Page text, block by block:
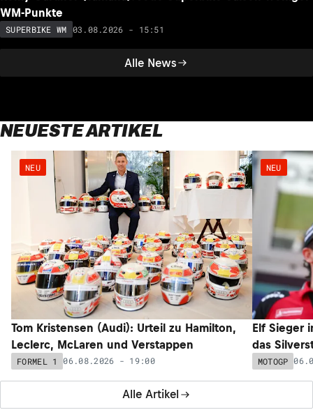
Alle News
WM-Punkte
SUPERBIKE WM 03.08.2026 - 15:51
NEUESTE ARTIKEL
Alle Artikel
NEU
Tom Kristensen (Audi): Urteil zu Hamilton,
Leclerc, McLaren und Verstappen
FORMEL 1 06.08.2026 - 19:00
NEU
Elf Sieger
das
MOTOGP